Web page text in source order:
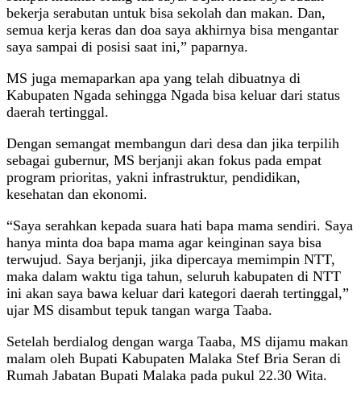
bekerja serabutan untuk bisa sekolah dan makan. Dan,
semua kerja keras dan doa saya akhirnya bisa mengantar
saya sampai di posisi saat ini,” paparnya.
MS juga memaparkan apa yang telah dibuatnya di
Kabupaten Ngada sehingga Ngada bisa keluar dari status
daerah tertinggal.
Dengan semangat membangun dari desa dan jika terpilih
sebagai gubernur, MS berjanji akan fokus pada empat
program prioritas, yakni infrastruktur, pendidikan,
kesehatan dan ekonomi.
“Saya serahkan kepada suara hati bapa mama sendiri. Saya
hanya minta doa bapa mama agar keinginan saya bisa
terwujud. Saya berjanji, jika dipercaya memimpin NTT,
maka dalam waktu tiga tahun, seluruh kabupaten di NTT
ini akan saya bawa keluar dari kategori daerah tertinggal,”
ujar MS disambut tepuk tangan warga Taaba.
Setelah berdialog dengan warga Taaba, MS dijamu makan
malam oleh Bupati Kabupaten Malaka Stef Bria Seran di
Rumah Jabatan Bupati Malaka pada pukul 22.30 Wita.